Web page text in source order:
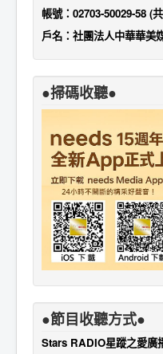
帳號：02703-50029-58 (
戶名：社團法人中華華美
●掃碼收聽●
●節目收聽方式●
Stars RADIO星蹤之愛廣